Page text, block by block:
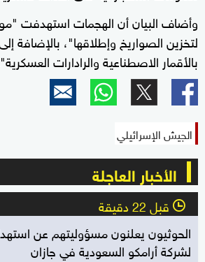
وأضاف البيان أن الهجمات استهدفت
لتخزين الصواريخ وإطلاقها"، بالإضافة
بالأقمار الاصطناعية والرادارات
الجيش الإسرائيلي
الأخبار العاجلة
l قبل 22 دقيقة
الحوثيون يعلنون مسؤوليتهم عن
لشركة أرامكو السعودية في جازان